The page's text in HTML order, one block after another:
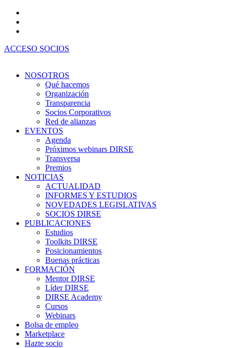
contenido
ACCESO SOCIOS
NOSOTROS
Qué hacemos
Organización
Transparencia
Socios Corporativos
Red de alianzas
EVENTOS
Agenda
Próximos webinars DIRSE
Transversa
Premios
NOTICIAS
ACTUALIDAD
INFORMES Y ESTUDIOS
NOVEDADES LEGISLATIVAS
SOCIOS DIRSE
PUBLICACIONES
Estudios
Toolkits DIRSE
Posicionamientos
Buenas prácticas
FORMACIÓN
Mentor DIRSE
Líder DIRSE
DIRSE Academy
Cursos
Webinars
Bolsa de empleo
Marketplace
Hazte socio